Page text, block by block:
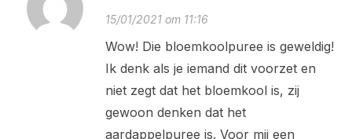
15/01/2021 om 11:16
Wow! Die bloemkoolpuree is geweldig!
Ik denk als je iemand dit voorzet en
niet zegt dat het bloemkool is, zij
gewoon denken dat het
aardappelpuree is. Voor mij een